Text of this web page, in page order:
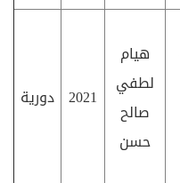
هيام
لطفي
صالح
حسن
2021 دورية